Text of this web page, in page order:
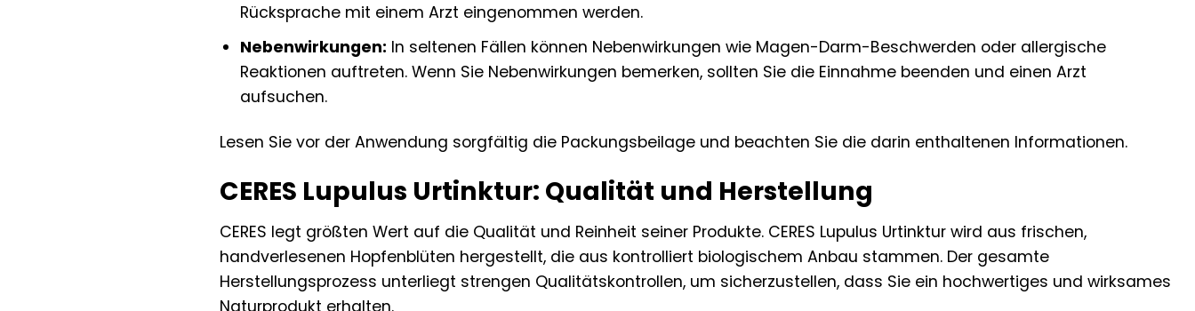
Rücksprache mit einem Arzt eingenommen werden.
Nebenwirkungen: In seltenen Fällen können Nebenwirkungen wie Magen-Darm-Beschwerden oder allergische
Reaktionen auftreten. Wenn Sie Nebenwirkungen bemerken, sollten Sie die Einnahme beenden und einen Arzt
aufsuchen.
Lesen Sie vor der Anwendung sorgfältig die Packungsbeilage und beachten Sie die darin enthaltenen Informationen.
CERES Lupulus Urtinktur: Qualität und Herstellung
CERES legt größten Wert auf die Qualität und Reinheit seiner Produkte. CERES Lupulus Urtinktur wird aus frischen,
handverlesenen Hopfenblüten hergestellt, die aus kontrolliert biologischem Anbau stammen. Der gesamte
Herstellungsprozess unterliegt strengen Qualitätskontrollen, um sicherzustellen, dass Sie ein hochwertiges und wirksames
Naturprodukt erhalten.